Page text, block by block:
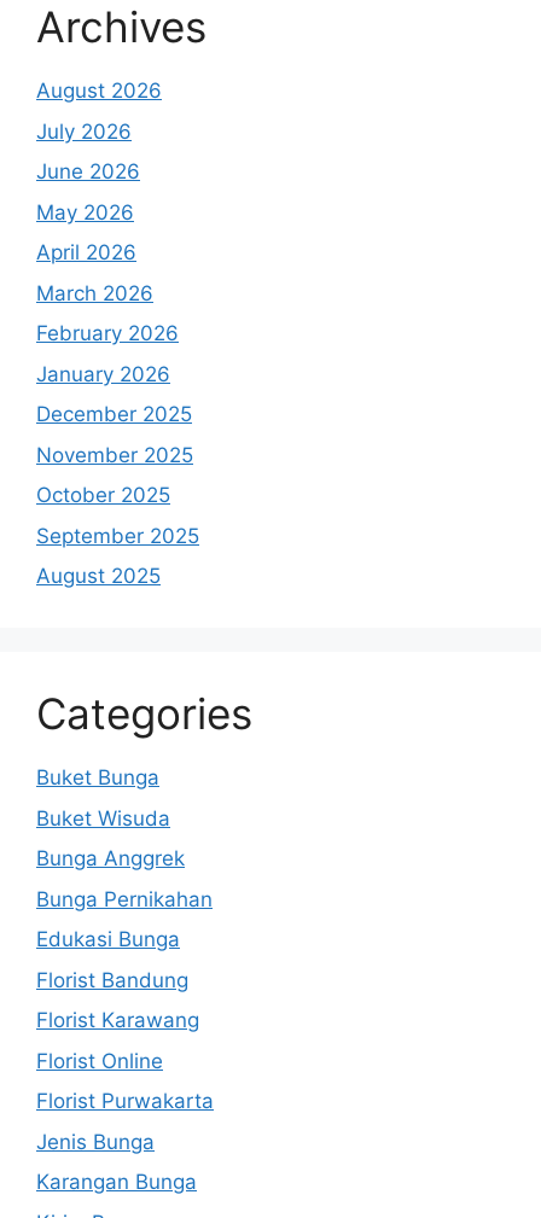
Archives
August 2026
July 2026
June 2026
May 2026
April 2026
March 2026
February 2026
January 2026
December 2025
November 2025
October 2025
September 2025
August 2025
Categories
Buket Bunga
Buket Wisuda
Bunga Anggrek
Bunga Pernikahan
Edukasi Bunga
Florist Bandung
Florist Karawang
Florist Online
Florist Purwakarta
Jenis Bunga
Karangan Bunga